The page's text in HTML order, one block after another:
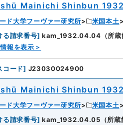
Mainichi Shinbun
ド大学フーヴァー研究所 米国本土
る請求番号] kam_1932.04.04（所蔵
報を表示＞
コード] J23030024900
Mainichi Shinbun
ド大学フーヴァー研究所 米国本土
る請求番号] kam_1932.04.05（所蔵